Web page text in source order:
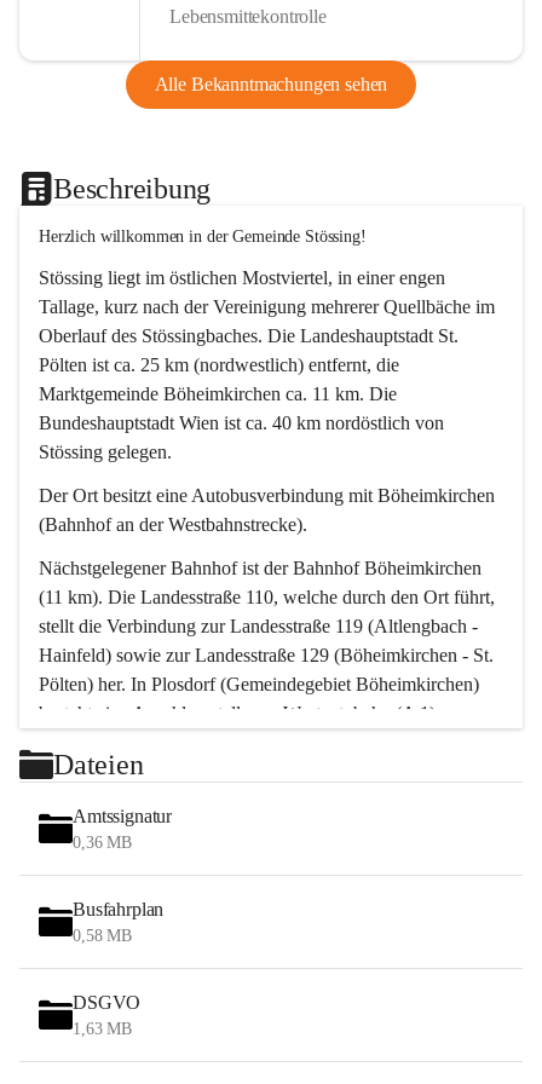
Lebensmittekontrolle
Alle Bekanntmachungen sehen
Beschreibung
Herzlich willkommen in der Gemeinde Stössing!
Stössing liegt im östlichen Mostviertel, in einer engen
Tallage, kurz nach der Vereinigung mehrerer Quellbäche im
Oberlauf des Stössingbaches. Die Landeshauptstadt St.
Pölten ist ca. 25 km (nordwestlich) entfernt, die
Marktgemeinde Böheimkirchen ca. 11 km. Die
Bundeshauptstadt Wien ist ca. 40 km nordöstlich von
Stössing gelegen.
Der Ort besitzt eine Autobusverbindung mit Böheimkirchen
(Bahnhof an der Westbahnstrecke).
Nächstgelegener Bahnhof ist der Bahnhof Böheimkirchen
(11 km). Die Landesstraße 110, welche durch den Ort führt,
stellt die Verbindung zur Landesstraße 119 (Altlengbach -
Hainfeld) sowie zur Landesstraße 129 (Böheimkirchen - St.
Pölten) her. In Plosdorf (Gemeindegebiet Böheimkirchen)
besteht eine Anschlussstelle zur Westautobahn (A 1).
Wien erreicht man in ca. 45 Minuten.
Stössing zählt noch zum Naherholungsraum Wien sowie
zum Naherholungsraum St. Pölten. Viele Bauernhöfe hatten
„ihre Wiener“. Seit 1960 bauten viele Wiener
Wochenendhäuser im Gemeindegebiet. Wegen des
waldreichen Jagdgebietes haben viele Jagdpächter ihre
Das Wandern ist aus touristischer Sicht die bedeutendste
Tätigkeit. Das hügelige Gebiet mit Wanderwegen durch
Wiesen, Wälder und Obstkulturen lädt dazu ein. Gefördert
Dateien
Amtssignatur
0,36 MB
Busfahrplan
0,58 MB
DSGVO
1,63 MB